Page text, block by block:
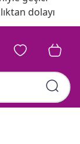
dolayı